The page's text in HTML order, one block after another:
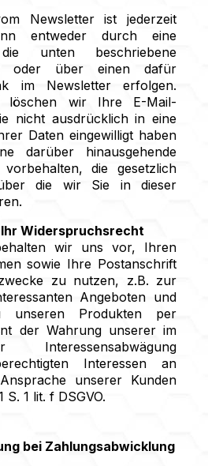
Newsletter ist jederzeit
entweder durch eine
unten beschriebene
oder über einen dafür
im Newsletter erfolgen.
löschen wir Ihre E-Mail-
nicht ausdrücklich in eine
Daten eingewilligt haben
darüber hinausgehende
vorbehalten, die gesetzlich
die wir Sie in dieser
Widerspruchsrecht
wir uns vor, Ihren
sowie Ihre Postanschrift
zu nutzen, z.B. zur
Angeboten und
unseren Produkten per
der Wahrung unserer im
Interessen an
unserer Kunden
1 lit. f DSGVO.
bei Zahlungsabwicklung